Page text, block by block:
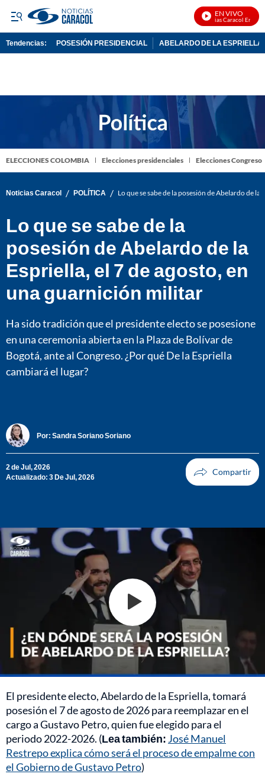
EN VIVO
Noticias Caracol En Vivo
Tendencias: POSESIÓN PRESIDENCIAL ABELARDO DE LA ESPRIELLA
ELECCIONES COLOMBIA Elecciones presidenciales Elecciones Congreso
Noticias Caracol / POLÍTICA / Lo que se sabe de la posesión de Abelardo de
Lo que se sabe de la
posesión de Abelardo de la
Espriella, el 7 de agosto, en
una guarnición militar
Ha sido tradición que el presidente electo se posesione
en una ceremonia abierta en la Plaza de Bolívar de
Bogotá, ante al Congreso. ¿Por qué De la Espriella
cambiará el lugar?
Por: Sandra Soriano Soriano
2 de Jul, 2026
Actualizado: 3 De Jul, 2026
El presidente electo, Abelardo de la Espriella, tomará
posesión el 7 de agosto de 2026 para reemplazar en el
cargo a Gustavo Petro, quien fue elegido para el
periodo 2022-2026. (Lea también: José Manuel
Restrepo explica cómo será el proceso de empalme con
el Gobierno de Gustavo Petro)